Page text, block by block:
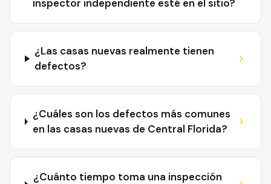
inspector independiente esté en el sitio?
¿Las casas nuevas realmente tienen
defectos?
¿Cuáles son los defectos más comunes
en las casas nuevas de Central Florida?
¿Cuánto tiempo toma una inspección